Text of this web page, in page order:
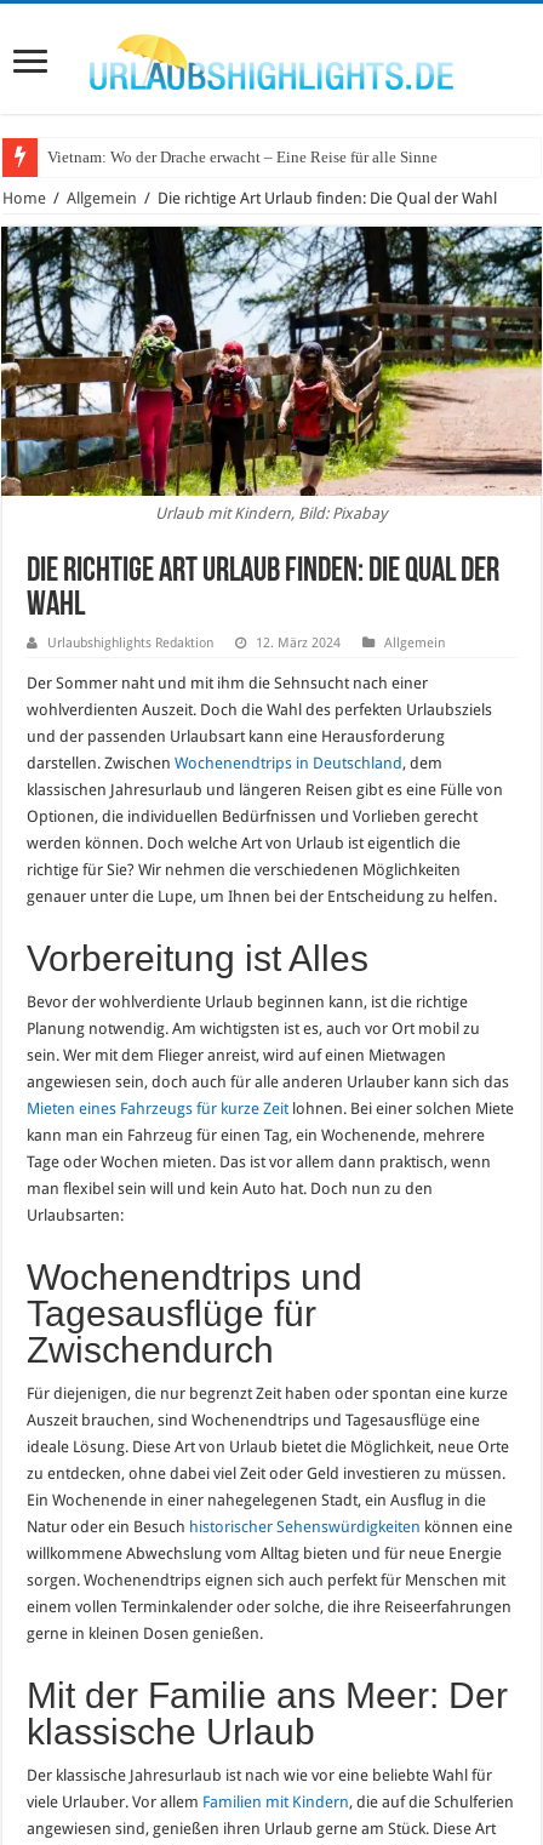
Vietnam: Wo der Drache erwacht – Eine Reise für alle Sinne
Home / Allgemein / Die richtige Art Urlaub finden: Die Qual der Wahl
Urlaub mit Kindern, Bild: Pixabay
Die richtige Art Urlaub finden: Die Qual der
Wahl
Urlaubshighlights Redaktion 12. März 2024 Allgemein
Der Sommer naht und mit ihm die Sehnsucht nach einer
wohlverdienten Auszeit. Doch die Wahl des perfekten Urlaubsziels
und der passenden Urlaubsart kann eine Herausforderung
darstellen. ZwischenWochenendtrips in Deutschland, dem
klassischen Jahresurlaub und längeren Reisen gibt es eine Fülle von
Optionen, die individuellen Bedürfnissen und Vorlieben gerecht
werden können. Doch welche Art von Urlaub ist eigentlich die
richtige für Sie? Wir nehmen die verschiedenen Möglichkeiten
genauer unter die Lupe, um Ihnen bei der Entscheidung zu helfen.
Vorbereitung ist Alles
Bevor der wohlverdiente Urlaub beginnen kann, ist die richtige
Planung notwendig. Am wichtigsten ist es, auch vor Ort mobil zu
sein. Wer mit dem Flieger anreist, wird auf einen Mietwagen
angewiesen sein, doch auch für alle anderen Urlauber kann sich das
Mieten eines Fahrzeugs für kurze Zeitlohnen. Bei einer solchen Miete
kann man ein Fahrzeug für einen Tag, ein Wochenende, mehrere
Tage oder Wochen mieten. Das ist vor allem dann praktisch, wenn
man flexibel sein will und kein Auto hat. Doch nun zu den
Urlaubsarten:
Wochenendtrips und
Tagesausflüge für
Zwischendurch
Für diejenigen, die nur begrenzt Zeit haben oder spontan eine kurze
Auszeit brauchen, sind Wochenendtrips und Tagesausflüge eine
ideale Lösung. Diese Art von Urlaub bietet die Möglichkeit, neue Orte
zu entdecken, ohne dabei viel Zeit oder Geld investieren zu müssen.
Ein Wochenende in einer nahegelegenen Stadt, ein Ausflug in die
Natur oder ein Besuch historischer Sehenswürdigkeiten können eine
willkommene Abwechslung vom Alltag bieten und für neue Energie
sorgen. Wochenendtrips eignen sich auch perfekt für Menschen mit
einem vollen Terminkalender oder solche, die ihre Reiseerfahrungen
gerne in kleinen Dosen genießen.
Mit der Familie ans Meer: Der
klassische Urlaub
Der klassische Jahresurlaub ist nach wie vor eine beliebte Wahl für
viele Urlauber. Vor allem Familien mit Kindern, die auf die Schulferien
angewiesen sind, genießen ihren Urlaub gerne am Stück. Diese Art